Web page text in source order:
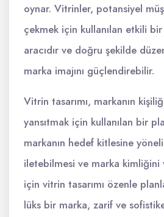
oynar. Vitrinler, potansiyel
çekmek için kullanılan etkili
aracıdır ve doğru şekilde
marka imajını güçlendirebilir.
Vitrin tasarımı, markanın
yansıtmak için kullanılan bir
markanın hedef kitlesine
iletebilmesi ve marka kimliğini
için vitrin tasarımı özenle
lüks bir marka, zarif ve